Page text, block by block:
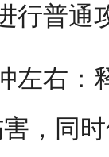
行普通
左右：
，同